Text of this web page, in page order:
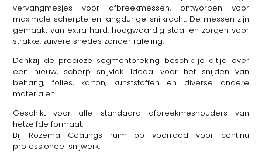
vervangmesjes voor afbreekmessen, ontworpen voor
maximale scherpte en langdurige snijkracht. De messen zijn
gemaakt van extra hard, hoogwaardig staal en zorgen voor
strakke, zuivere snedes zonder rafeling.
Dankzij de precieze segmentbreking beschik je altijd over
een nieuw, scherp snijvlak. Ideaal voor het snijden van
behang, folies, karton, kunststoffen en diverse andere
materialen.
Geschikt voor alle standaard afbreekmeshouders van
hetzelfde formaat.
Bij Rozema Coatings ruim op voorraad voor continu
professioneel snijwerk.